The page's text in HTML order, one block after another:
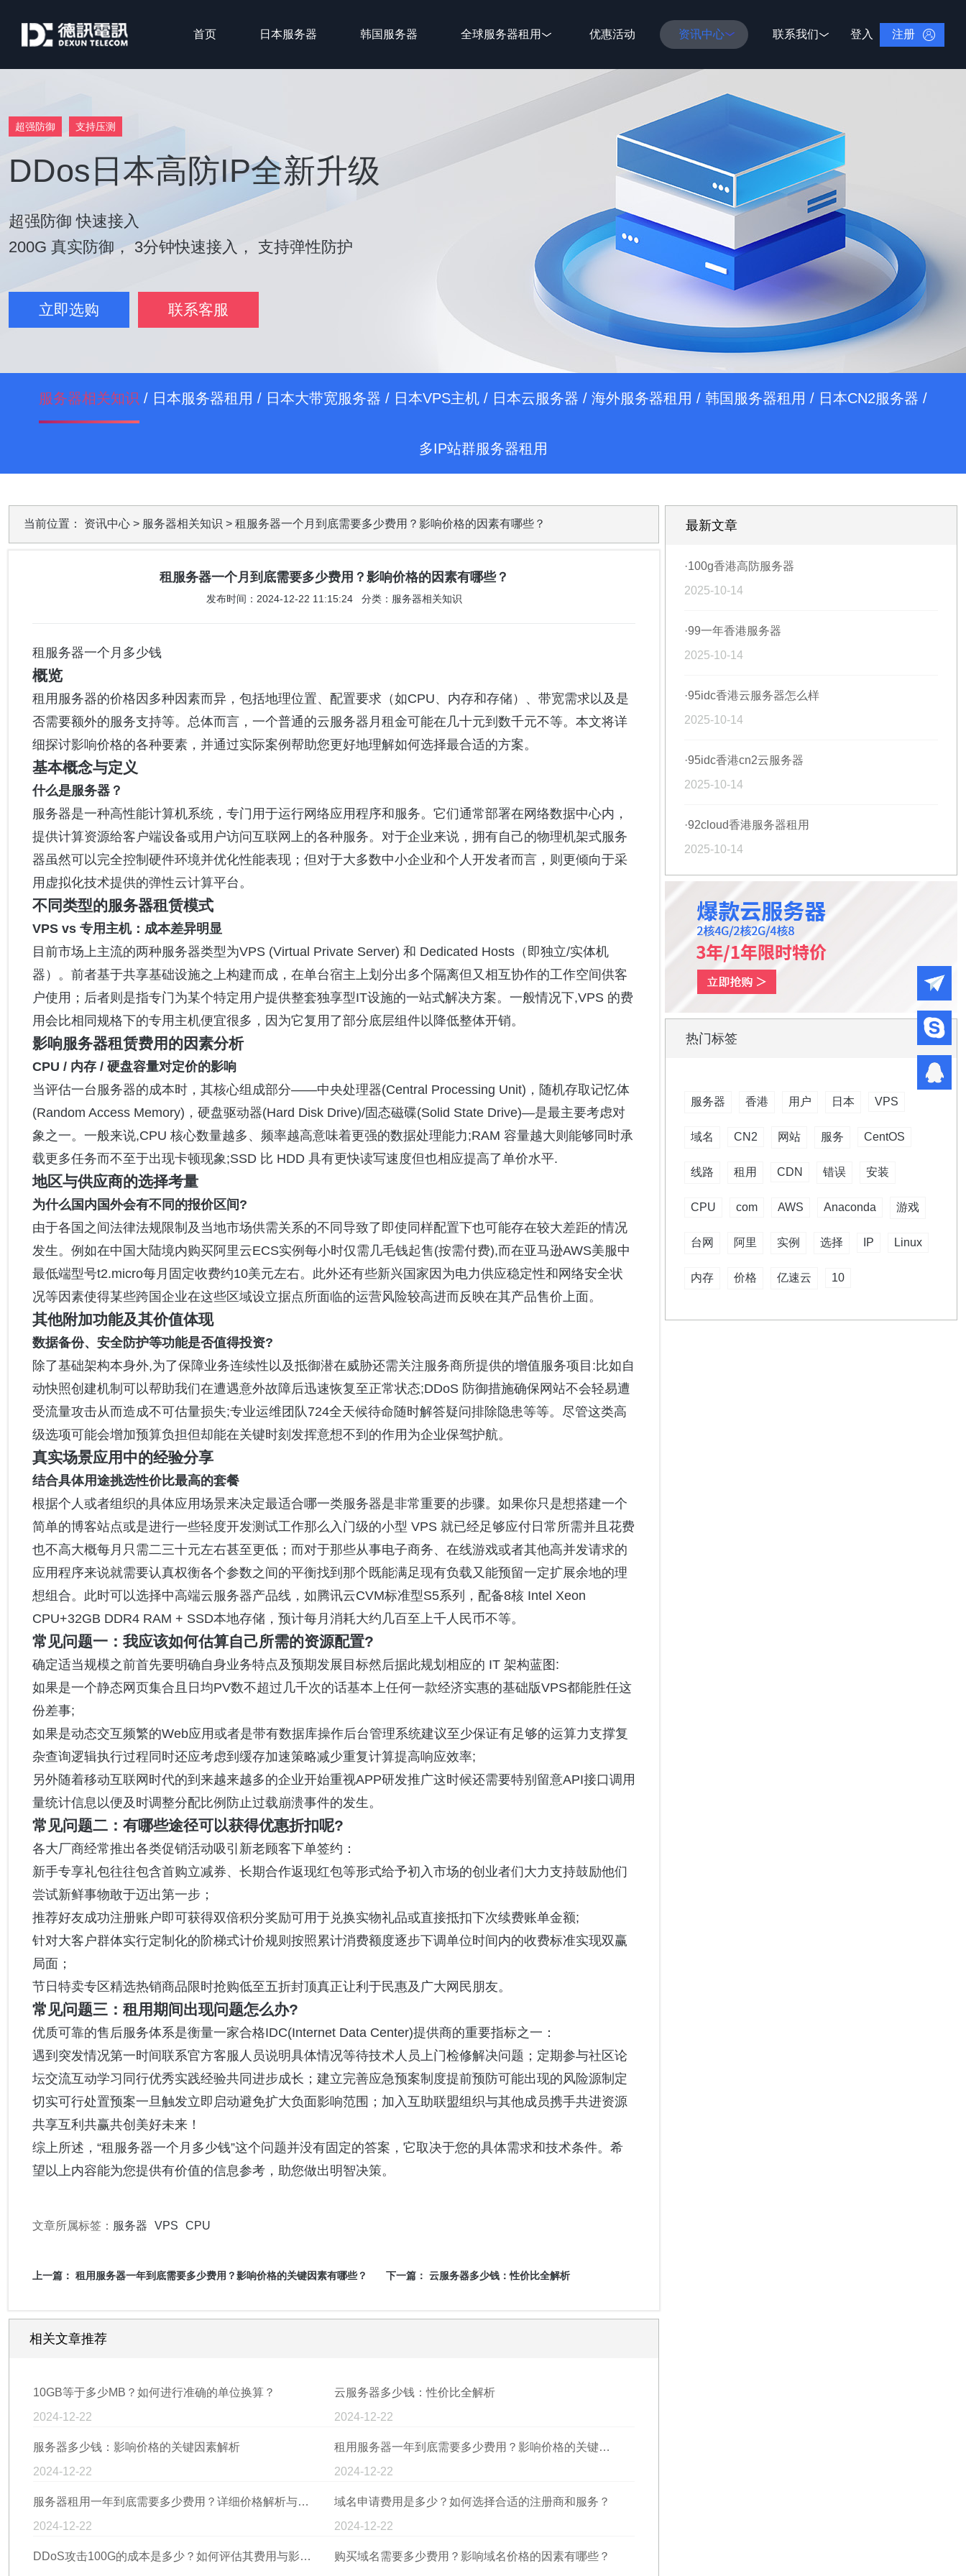
首页 日本服务器 韩国服务器 全球服务器租用 优惠活动 资讯中心 联系我们 登入 注册
超强防御 支持压测
DDos日本高防IP全新升级
超强防御 快速接入
200G 真实防御， 3分钟快速接入， 支持弹性防护
立即选购 联系客服
服务器相关知识 / 日本服务器租用 / 日本大带宽服务器 / 日本VPS主机 / 日本云服务器 / 海外服务器租用 / 韩国服务器租用 / 日本CN2服务器 /
多IP站群服务器租用
当前位置： 资讯中心 > 服务器相关知识 > 租服务器一个月到底需要多少费用？影响价格的因素有哪些？
租服务器一个月到底需要多少费用？影响价格的因素有哪些？
发布时间：2024-12-22 11:15:24 分类：服务器相关知识
租服务器一个月多少钱
概览
租用服务器的价格因多种因素而异，包括地理位置、配置要求（如CPU、内存和存储）、带宽需求以及是
否需要额外的服务支持等。总体而言，一个普通的云服务器月租金可能在几十元到数千元不等。本文将详
细探讨影响价格的各种要素，并通过实际案例帮助您更好地理解如何选择最合适的方案。
基本概念与定义
什么是服务器？
服务器是一种高性能计算机系统，专门用于运行网络应用程序和服务。它们通常部署在网络数据中心内，
提供计算资源给客户端设备或用户访问互联网上的各种服务。对于企业来说，拥有自己的物理机架式服务
器虽然可以完全控制硬件环境并优化性能表现；但对于大多数中小企业和个人开发者而言，则更倾向于采
用虚拟化技术提供的弹性云计算平台。
不同类型的服务器租赁模式
VPS vs 专用主机：成本差异明显
目前市场上主流的两种服务器类型为VPS (Virtual Private Server) 和 Dedicated Hosts（即独立/实体机
器）。前者基于共享基础设施之上构建而成，在单台宿主上划分出多个隔离但又相互协作的工作空间供客
户使用；后者则是指专门为某个特定用户提供整套独享型IT设施的一站式解决方案。一般情况下,VPS 的费
用会比相同规格下的专用主机便宜很多，因为它复用了部分底层组件以降低整体开销。
影响服务器租赁费用的因素分析
CPU / 内存 / 硬盘容量对定价的影响
当评估一台服务器的成本时，其核心组成部分——中央处理器(Central Processing Unit)，随机存取记忆体
(Random Access Memory)，硬盘驱动器(Hard Disk Drive)/固态磁碟(Solid State Drive)—是最主要考虑对
象之一。一般来说,CPU 核心数量越多、频率越高意味着更强的数据处理能力;RAM 容量越大则能够同时承
载更多任务而不至于出现卡顿现象;SSD 比 HDD 具有更快读写速度但也相应提高了单价水平.
地区与供应商的选择考量
为什么国内国外会有不同的报价区间?
由于各国之间法律法规限制及当地市场供需关系的不同导致了即使同样配置下也可能存在较大差距的情况
发生。例如在中国大陆境内购买阿里云ECS实例每小时仅需几毛钱起售(按需付费),而在亚马逊AWS美服中
最低端型号t2.micro每月固定收费约10美元左右。此外还有些新兴国家因为电力供应稳定性和网络安全状
况等因素使得某些跨国企业在这些区域设立据点所面临的运营风险较高进而反映在其产品售价上面。
其他附加功能及其价值体现
数据备份、安全防护等功能是否值得投资?
除了基础架构本身外,为了保障业务连续性以及抵御潜在威胁还需关注服务商所提供的增值服务项目:比如自
动快照创建机制可以帮助我们在遭遇意外故障后迅速恢复至正常状态;DDoS 防御措施确保网站不会轻易遭
受流量攻击从而造成不可估量损失;专业运维团队724全天候待命随时解答疑问排除隐患等等。尽管这类高
级选项可能会增加预算负担但却能在关键时刻发挥意想不到的作用为企业保驾护航。
真实场景应用中的经验分享
结合具体用途挑选性价比最高的套餐
根据个人或者组织的具体应用场景来决定最适合哪一类服务器是非常重要的步骤。如果你只是想搭建一个
简单的博客站点或是进行一些轻度开发测试工作那么入门级的小型 VPS 就已经足够应付日常所需并且花费
也不高大概每月只需二三十元左右甚至更低；而对于那些从事电子商务、在线游戏或者其他高并发请求的
应用程序来说就需要认真权衡各个参数之间的平衡找到那个既能满足现有负载又能预留一定扩展余地的理
想组合。此时可以选择中高端云服务器产品线，如腾讯云CVM标准型S5系列，配备8核 Intel Xeon
CPU+32GB DDR4 RAM + SSD本地存储，预计每月消耗大约几百至上千人民币不等。
常见问题一：我应该如何估算自己所需的资源配置?
确定适当规模之前首先要明确自身业务特点及预期发展目标然后据此规划相应的 IT 架构蓝图:
如果是一个静态网页集合且日均PV数不超过几千次的话基本上任何一款经济实惠的基础版VPS都能胜任这
份差事;
如果是动态交互频繁的Web应用或者是带有数据库操作后台管理系统建议至少保证有足够的运算力支撑复
杂查询逻辑执行过程同时还应考虑到缓存加速策略减少重复计算提高响应效率;
另外随着移动互联网时代的到来越来越多的企业开始重视APP研发推广这时候还需要特别留意API接口调用
量统计信息以便及时调整分配比例防止过载崩溃事件的发生。
常见问题二：有哪些途径可以获得优惠折扣呢?
各大厂商经常推出各类促销活动吸引新老顾客下单签约：
新手专享礼包往往包含首购立减券、长期合作返现红包等形式给予初入市场的创业者们大力支持鼓励他们
尝试新鲜事物敢于迈出第一步；
推荐好友成功注册账户即可获得双倍积分奖励可用于兑换实物礼品或直接抵扣下次续费账单金额;
针对大客户群体实行定制化的阶梯式计价规则按照累计消费额度逐步下调单位时间内的收费标准实现双赢
局面；
节日特卖专区精选热销商品限时抢购低至五折封顶真正让利于民惠及广大网民朋友。
常见问题三：租用期间出现问题怎么办?
优质可靠的售后服务体系是衡量一家合格IDC(Internet Data Center)提供商的重要指标之一：
遇到突发情况第一时间联系官方客服人员说明具体情况等待技术人员上门检修解决问题；定期参与社区论
坛交流互动学习同行优秀实践经验共同进步成长；建立完善应急预案制度提前预防可能出现的风险源制定
切实可行处置预案一旦触发立即启动避免扩大负面影响范围；加入互助联盟组织与其他成员携手共进资源
共享互利共赢共创美好未来！
综上所述，“租服务器一个月多少钱”这个问题并没有固定的答案，它取决于您的具体需求和技术条件。希
望以上内容能为您提供有价值的信息参考，助您做出明智决策。
文章所属标签： 服务器 VPS CPU
上一篇： 租用服务器一年到底需要多少费用？影响价格的关键因素有哪些？ 下一篇： 云服务器多少钱：性价比全解析
相关文章推荐
10GB等于多少MB？如何进行准确的单位换算？
2024-12-22
云服务器多少钱：性价比全解析
2024-12-22
服务器多少钱：影响价格的关键因素解析
2024-12-22
租用服务器一年到底需要多少费用？影响价格的关键因素有哪些？
2024-12-22
服务器租用一年到底需要多少费用？详细价格解析与影响因素分析
2024-12-22
域名申请费用是多少？如何选择合适的注册商和服务？
2024-12-22
DDoS攻击100G的成本是多少？如何评估其费用与影响？
购买域名需要多少费用？影响域名价格的因素有哪些？
最新文章
·100g香港高防服务器
2025-10-14
·99一年香港服务器
2025-10-14
·95idc香港云服务器怎么样
2025-10-14
·95idc香港cn2云服务器
2025-10-14
·92cloud香港服务器租用
2025-10-14
热门标签
服务器 香港 用户 日本 VPS
域名 CN2 网站 服务 CentOS
线路 租用 CDN 错误 安装
CPU com AWS Anaconda 游戏
台网 阿里 实例 选择 IP Linux
内存 价格 亿速云 10